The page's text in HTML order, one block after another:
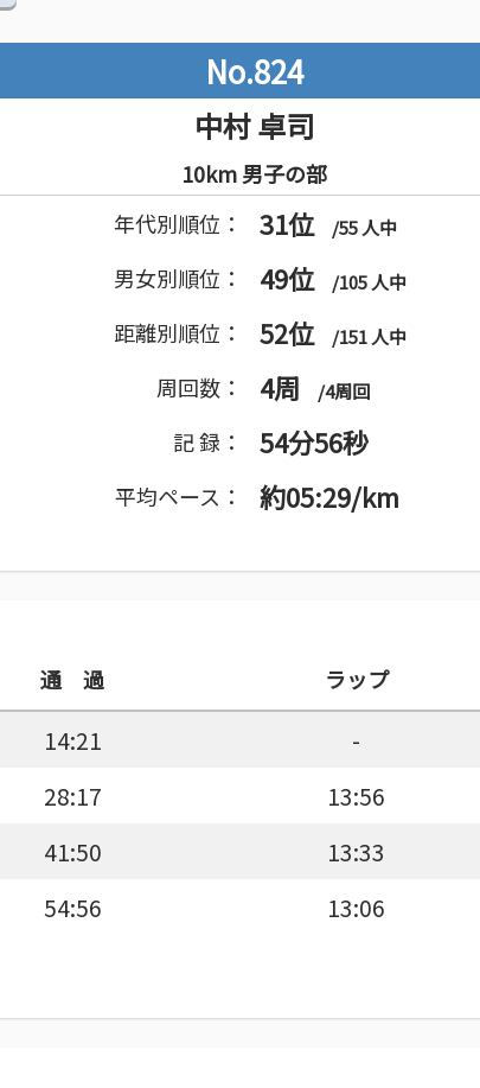
No.824
中村 卓司
10km 男子の部
年代別順位：
31位 /55 人中
男女別順位： 49位 /105 人中
距離別順位： 52位 /151 人中
周回数： 4周 /4周回
記 録： 54分56秒
平均ペース： 約05:29/km
通 過 ラップ
14:21 -
28:17 13:56
41:50 13:33
54:56 13:06